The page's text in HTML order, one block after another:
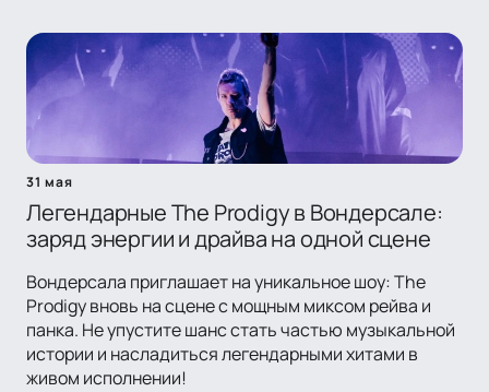
31 мая
Легендарные The Prodigy в Вондерсале:
заряд энергии и драйва на одной сцене
Вондерсала приглашает на уникальное шоу: The
Prodigy вновь на сцене с мощным миксом рейва и
панка. Не упустите шанс стать частью музыкальной
истории и насладиться легендарными хитами в
живом исполнении!